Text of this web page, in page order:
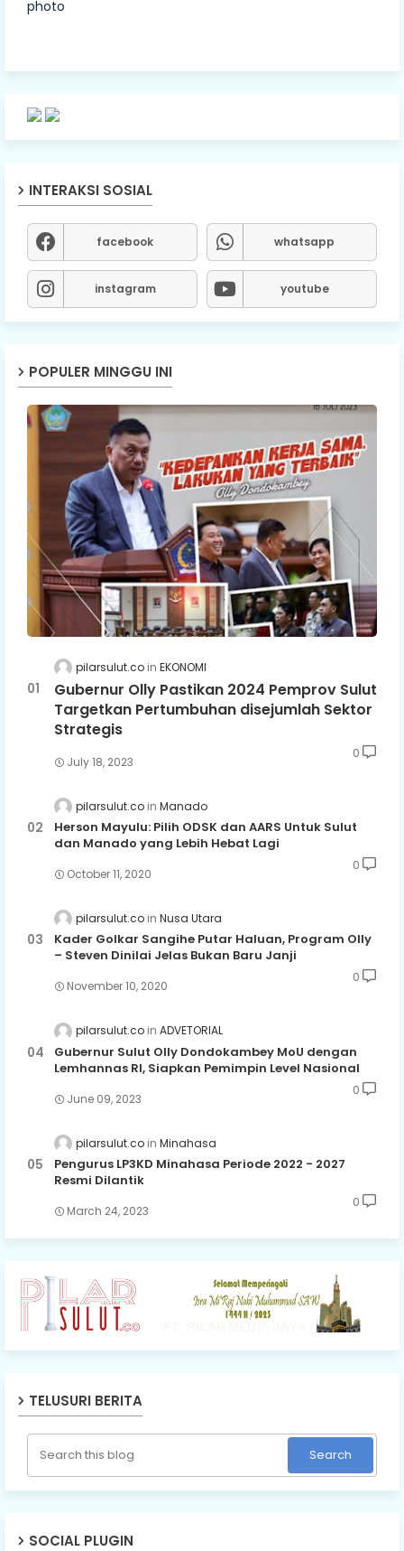
INTERAKSI SOSIAL
facebook whatsapp
instagram youtube
POPULER MINGGU INI
pilarsulut.co EKONOMI
Gubernur Olly Pastikan 2024 Pemprov Sulut
Targetkan Pertumbuhan disejumlah Sektor
Strategis
July 18, 2023
0
pilarsulut.co Manado
Herson Mayulu: Pilih ODSK dan AARS Untuk Sulut
dan Manado yang Lebih Hebat Lagi
October 11, 2020
0
pilarsulut.co Nusa Utara
Kader Golkar Sangihe Putar Haluan, Program Olly
– Steven Dinilai Jelas Bukan Baru Janji
November 10, 2020
0
pilarsulut.co ADVETORIAL
Gubernur Sulut Olly Dondokambey MoU dengan
Lemhannas RI, Siapkan Pemimpin Level Nasional
June 09, 2023
0
pilarsulut.co Minahasa
Pengurus LP3KD Minahasa Periode 2022 - 2027
Resmi Dilantik
March 24, 2023
0
TELUSURI BERITA
SOCIAL PLUGIN